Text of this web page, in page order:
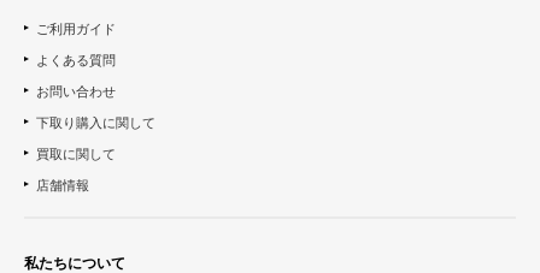
ご利用ガイド
よくある質問
お問い合わせ
下取り購入に関して
買取に関して
店舗情報
私たちについて